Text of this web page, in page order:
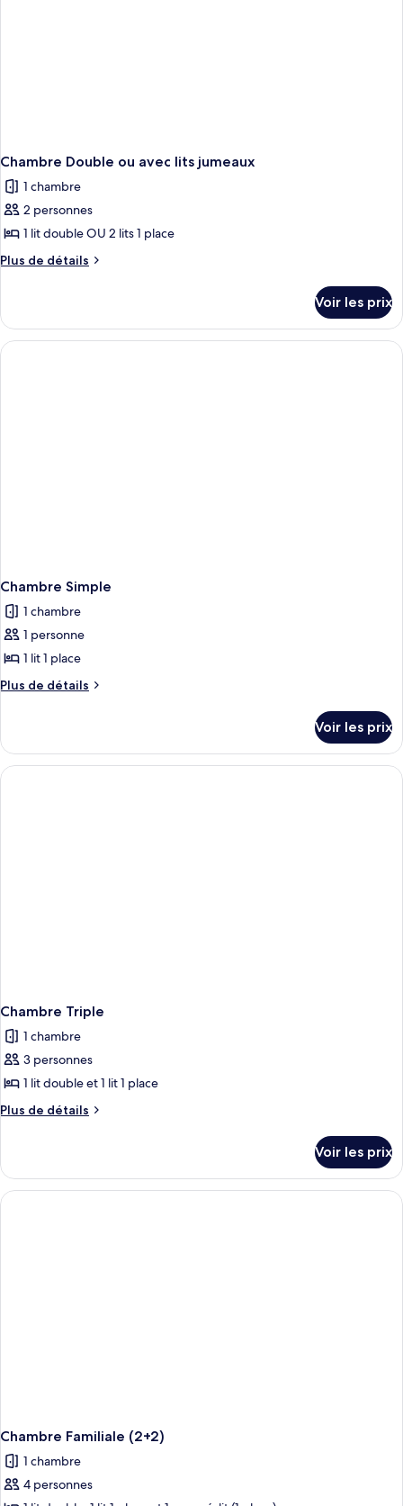
Chambre Double ou avec lits jumeaux
1 chambre
2 personnes
1 lit double OU 2 lits 1 place
Plus de détails
Plus
le
type
de
Voir les prix
Chambre Simple
1 chambre
1 personne
1 lit 1 place
Plus de détails
Plus
le
type
de
Voir les prix
Chambre Triple
1 chambre
3 personnes
1 lit double et 1 lit 1 place
Plus de détails
Plus
le
type
de
Voir les prix
Chambre Familiale (2+2)
1 chambre
4 personnes